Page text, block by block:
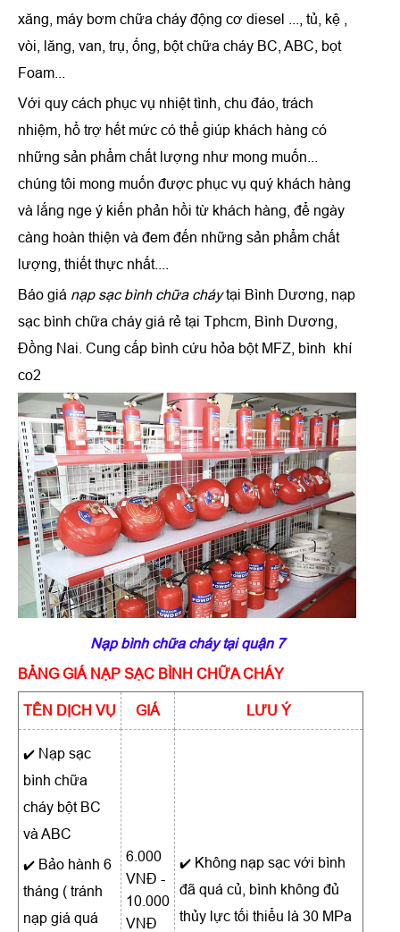
xăng, máy bơm chữa cháy động cơ diesel ..., tủ, kệ ,
vòi, lăng, van, trụ, ống, bột chữa cháy BC, ABC, bọt
Foam...
Với quy cách phục vụ nhiệt tình, chu đáo, trách
nhiệm, hổ trợ hết mức có thể giúp khách hàng có
những sản phẩm chất lượng như mong muốn...
chúng tôi mong muốn được phục vụ quý khách hàng
và lắng nge ý kiến phản hồi từ khách hàng, để ngày
càng hoàn thiện và đem đến những sản phẩm chất
lượng, thiết thực nhất....
Báo giá nạp sạc bình chữa cháytại Bình Dương, nạp
sạc bình chữa cháy giá rẻ tại Tphcm, Bình Dương,
Đồng Nai. Cung cấp bình cứu hỏa bột MFZ, bình khí
co2
Nạp bình chữa cháy tại quận 7
BẢNG GIÁ NẠP SẠC BÌNH CHỮA CHÁY
TÊN DỊCH VỤ GIÁ LƯU Ý
✔️ Nạp sạc
bình chữa
cháy bột BC
và ABC
✔️ Bảo hành 6
tháng ( tránh
nạp giá quá
6.000
VNĐ -
10.000
VNĐ
✔️ Không nạp sạc với bình
đã quá củ, bình không đủ
thủy lực tối thiểu là 30 MPa